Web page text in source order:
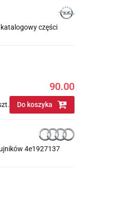
części
90.00
Do koszyka
4e1927137